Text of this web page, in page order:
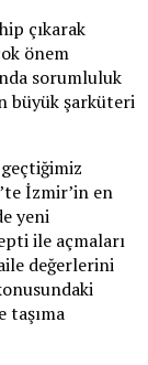
çıkarak
önem
sorumluluk
büyük şarküteri
geçtiğimiz
İzmir’in en
yeni
ile açmaları
değerlerini
taşıma